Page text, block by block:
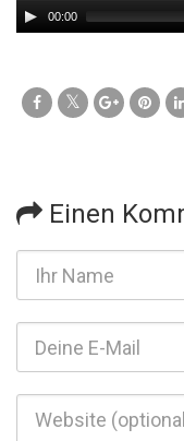
Audio
Player
00:00
Einen